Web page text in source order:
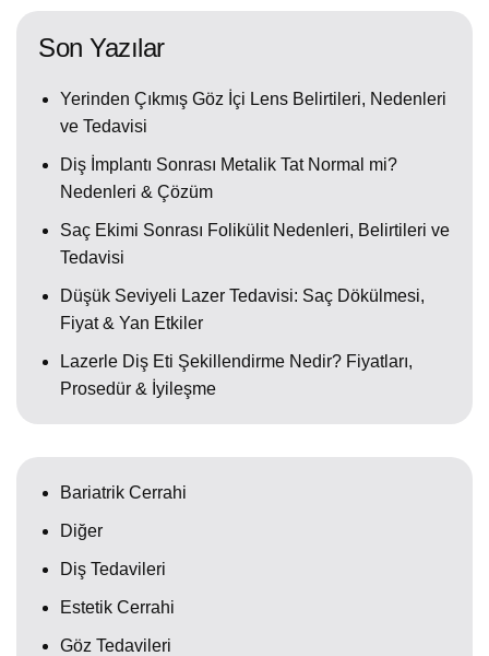
Son Yazılar
Yerinden Çıkmış Göz İçi Lens Belirtileri, Nedenleri
ve Tedavisi
Diş İmplantı Sonrası Metalik Tat Normal mi?
Nedenleri & Çözüm
Saç Ekimi Sonrası Folikülit Nedenleri, Belirtileri ve
Tedavisi
Düşük Seviyeli Lazer Tedavisi: Saç Dökülmesi,
Fiyat & Yan Etkiler
Lazerle Diş Eti Şekillendirme Nedir? Fiyatları,
Prosedür & İyileşme
Bariatrik Cerrahi
Diğer
Diş Tedavileri
Estetik Cerrahi
Göz Tedavileri